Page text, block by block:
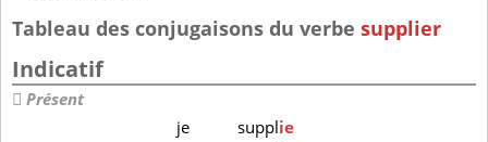
Tableau des conjugaisons du verbe supplier
Indicatif
Présent
je
supplie